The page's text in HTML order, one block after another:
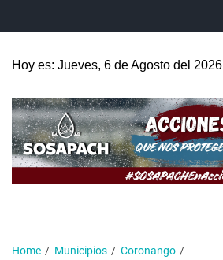
Hoy es: Jueves, 6 de Agosto del 2026
Home Municipios
Coronango